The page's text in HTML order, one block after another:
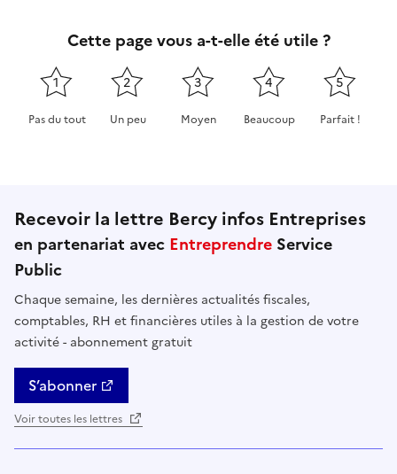
Cette page vous a-t-elle été utile ?
1
Pas du tout
2
Un peu
3
Moyen
4
Beaucoup
5
Parfait !
Recevoir la lettre Bercy infos Entreprises
en partenariat avec Entreprendre Service
Public
Chaque semaine, les dernières actualités fiscales,
comptables, RH et financières utiles à la gestion de votre
activité - abonnement gratuit
S’abonner
Voir toutes les lettres